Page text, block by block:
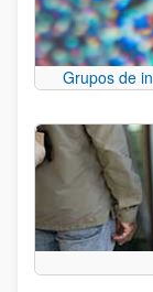
Grupos de